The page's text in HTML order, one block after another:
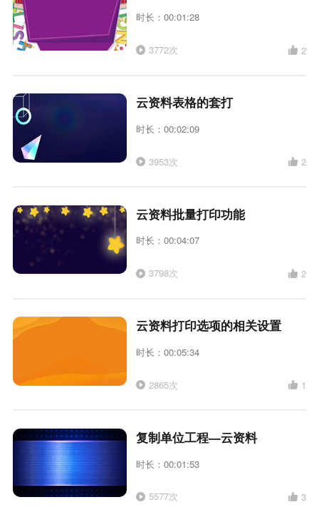
时长：00:01:28
3772次 2
云资料表格的套打
时长：00:02:09
3953次 2
云资料批量打印功能
时长：00:04:07
3798次 2
云资料打印选项的相关设置
时长：00:05:34
2865次 1
复制单位工程—云资料
时长：00:01:53
5577次 3